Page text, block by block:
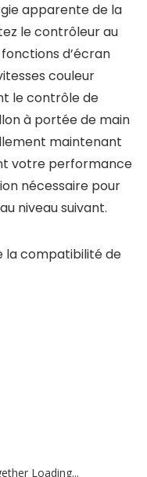
apparente de la
le contrôleur au
d’écran
couleur
le contrôle de
à portée de main
maintenant
votre performance
nécessaire pour
niveau suivant.
la compatibilité de
Loading...